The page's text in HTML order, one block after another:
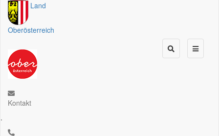
Land
Oberösterreich
Kontakt
.